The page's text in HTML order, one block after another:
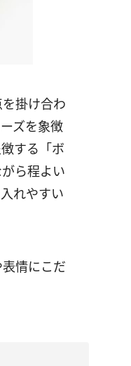
掛け合わ
ズを象徴
する「ボ
ら程よい
れやすい
情にこだ